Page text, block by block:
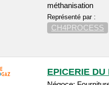
méthanisation
Représenté par :
CH4PROCESS
EPICERIE DU